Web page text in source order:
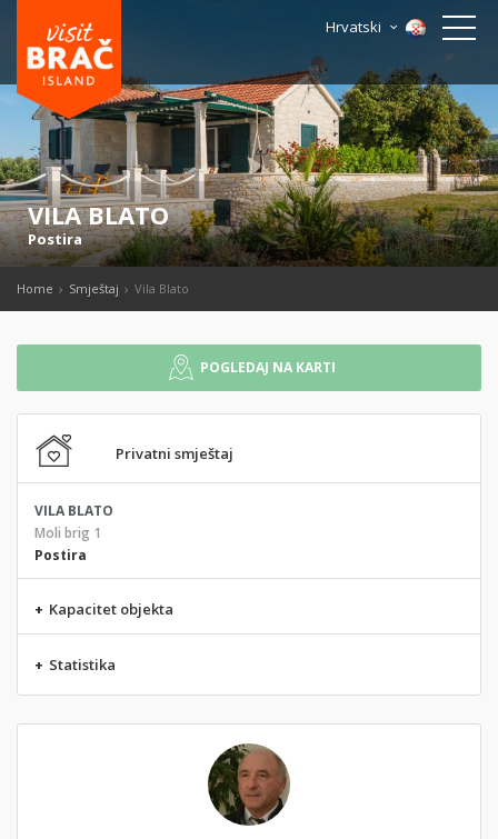
Hrvatski
VILA BLATO
Postira
Home Smještaj Vila Blato
POGLEDAJ NA KARTI
Privatni smještaj
VILA BLATO
Moli brig 1
Postira
+ Kapacitet objekta
+ Statistika